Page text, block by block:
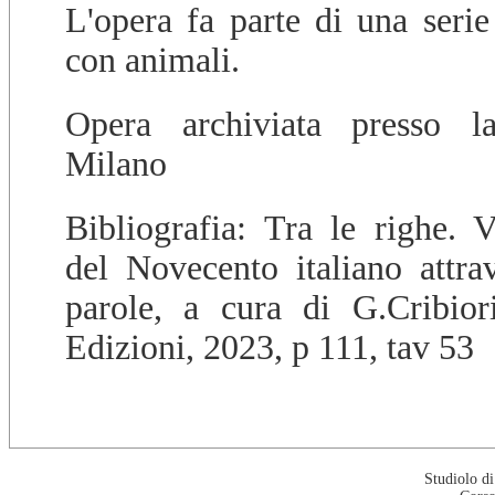
L'opera fa parte di una
con animali.
Opera archiviata presso
Milano
Bibliografia: Tra le righe.
del Novecento italiano
parole, a cura di
Edizioni, 2023, p 111, tav 53
Studiolo